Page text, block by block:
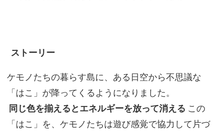
ストーリー
ケモノたちの暮らす島に、ある日空から不思議な
「はこ」が降ってくるようになりました。
同じ色を揃えるとエネルギーを放って消える この
「はこ」を、ケモノたちは遊び感覚で協力して片づ